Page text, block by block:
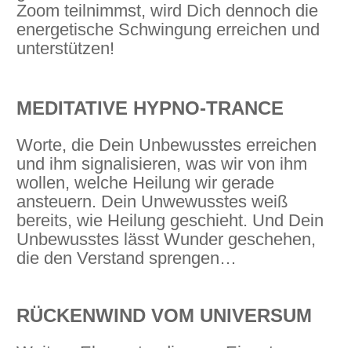
Zoom teilnimmst, wird Dich dennoch die
energetische Schwingung erreichen und
unterstützen!
MEDITATIVE HYPNO-TRANCE
Worte, die Dein Unbewusstes erreichen
und ihm signalisieren, was wir von ihm
wollen, welche Heilung wir gerade
ansteuern. Dein Unwewusstes weiß
bereits, wie Heilung geschieht. Und Dein
Unbewusstes lässt Wunder geschehen,
die den Verstand sprengen…
RÜCKENWIND VOM UNIVERSUM